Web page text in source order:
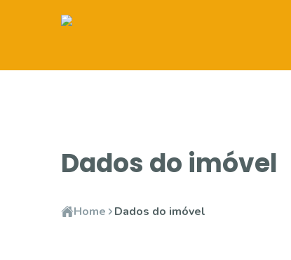
Dados do imóvel
Home Dados do imóvel